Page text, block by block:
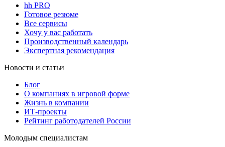
hh PRO
Готовое резюме
Все сервисы
Хочу у вас работать
Производственный календарь
Экспертная рекомендация
Новости и статьи
Блог
О компаниях в игровой форме
Жизнь в компании
ИТ-проекты
Рейтинг работодателей России
Молодым специалистам